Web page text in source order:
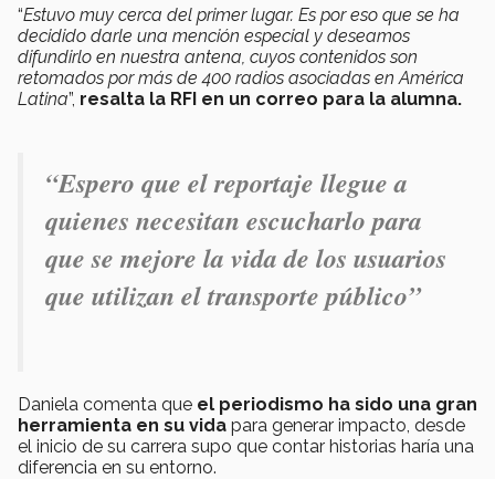
“Estuvo muy cerca del primer lugar. Es por eso que se ha
decidido darle una mención especial y deseamos
difundirlo en nuestra antena, cuyos contenidos son
retomados por más de 400 radios asociadas en América
Latina”, resalta la RFI en un correo para la alumna.
“Espero que el reportaje llegue a
quienes necesitan escucharlo para
que se mejore la vida de los usuarios
que utilizan el transporte público”
Daniela comenta que el periodismo ha sido una gran
herramienta en su vida para generar impacto, desde
el inicio de su carrera supo que contar historias haría una
diferencia en su entorno.